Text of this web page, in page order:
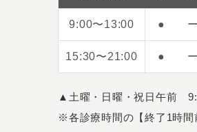
9:00〜13:00 ● ー
15:30〜21:00 ● ー
▲土曜・日曜・祝日午前
※各診療時間の【終了1時間